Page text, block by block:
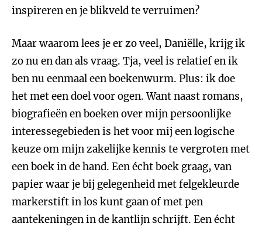
inspireren en je blikveld te verruimen?
Maar waarom lees je er zo veel, Daniëlle, krijg ik
zo nu en dan als vraag. Tja, veel is relatief en ik
ben nu eenmaal een boekenwurm. Plus: ik doe
het met een doel voor ogen. Want naast romans,
biografieën en boeken over mijn persoonlijke
interessegebieden is het voor mij een logische
keuze om mijn zakelijke kennis te vergroten met
een boek in de hand. Een écht boek graag, van
papier waar je bij gelegenheid met felgekleurde
markerstift in los kunt gaan of met pen
aantekeningen in de kantlijn schrijft. Een écht